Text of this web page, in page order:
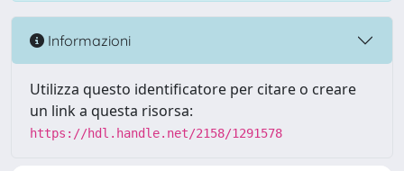
Informazioni
Utilizza questo identificatore per citare o creare
un link a questa risorsa:
https://hdl.handle.net/2158/1291578